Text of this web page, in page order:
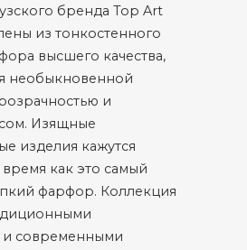
бренда Top Art
из тонкостенного
высшего качества,
необыкновенной
и
Изящные
изделия кажутся
как это самый
фарфор. Коллекция
и современными